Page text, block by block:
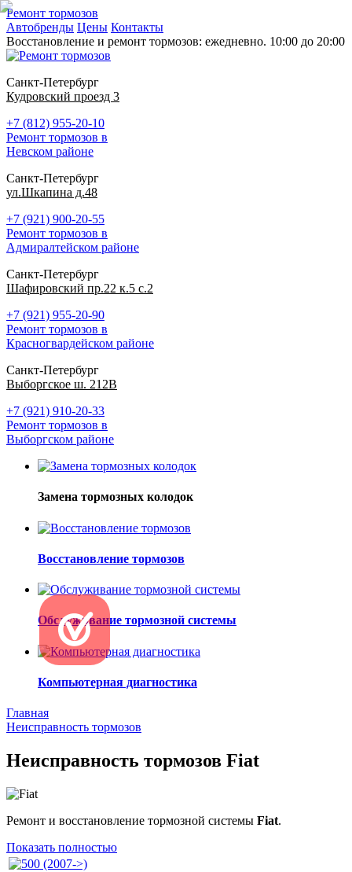
Ремонт тормозов
Автобренды Цены Контакты
Восстановление и ремонт тормозов: ежедневно. 10:00 до 20:00
Санкт-Петербург
Кудровский проезд 3
+7 (812) 955-20-10
Ремонт тормозов в
Невском районе
Санкт-Петербург
ул.Шкапина д.48
+7 (921) 900-20-55
Ремонт тормозов в
Адмиралтейском районе
Санкт-Петербург
Шафировский пр.22 к.5 с.2
+7 (921) 955-20-90
Ремонт тормозов в
Красногвардейском районе
Санкт-Петербург
Выборгское ш. 212В
+7 (921) 910-20-33
Ремонт тормозов в
Выборгском районе
Замена тормозных колодок
Восстановление тормозов
Обслуживание тормозной системы
Компьютерная диагностика
Главная
Неисправность тормозов
Неисправность тормозов Fiat
Ремонт и восстановление тормозной системы Fiat.
Показать полностью